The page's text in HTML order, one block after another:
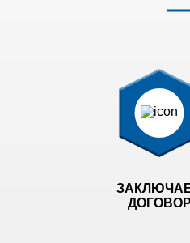
ДОГОВОР